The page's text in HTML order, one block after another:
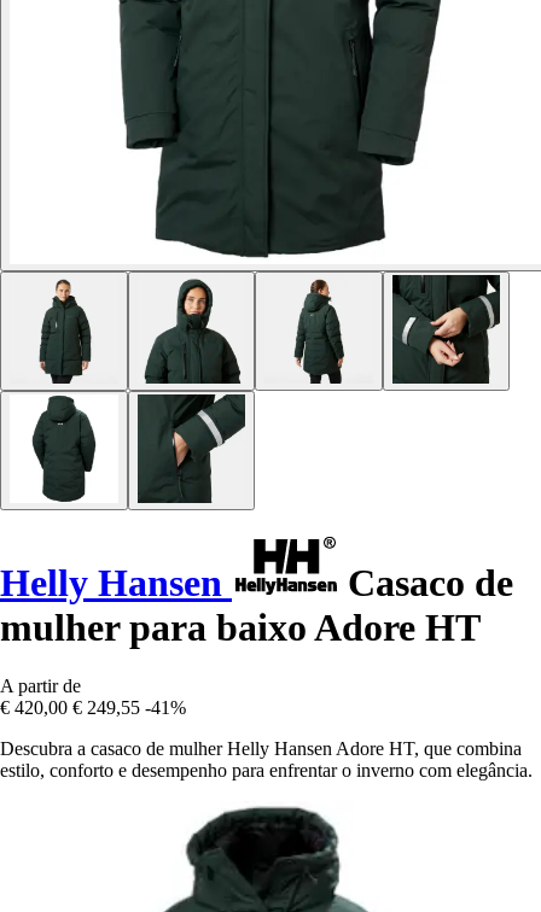
Helly Hansen
Casaco de
mulher para baixo Adore HT
A partir de
€ 420,00 € 249,55 -41%
Descubra a casaco de mulher Helly Hansen Adore HT, que combina
estilo, conforto e desempenho para enfrentar o inverno com elegância.